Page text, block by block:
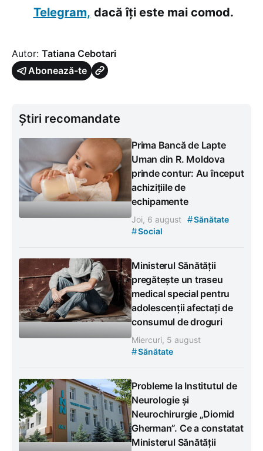
Telegram, dacă îți este mai comod.
Autor: Tatiana Cebotari
Abonează-te
Știri recomandate
Prima Bancă de Lapte
Uman din R. Moldova
prinde contur: Au început
achizițiile de
echipamente
Joi, 6 august #Sănătate
#Social
Ministerul Sănătății
pregătește un traseu
medical special pentru
adolescenții afectați de
consumul de droguri
Miercuri, 5 august
#Sănătate
Probleme la Institutul de
Neurologie și
Neurochirurgie „Diomid
Gherman”. Ce a constatat
Ministerul Sănătății